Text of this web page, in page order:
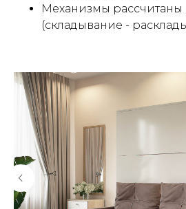
Механизмы рассчитаны
(складывание -